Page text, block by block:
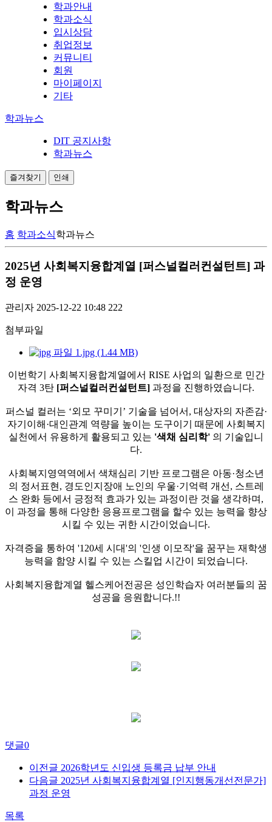
학과안내
학과소식
입시상담
취업정보
커뮤니티
회원
마이페이지
기타
학과뉴스
DIT 공지사항
학과뉴스
즐겨찾기 인쇄
학과뉴스
홈 학과소식학과뉴스
2025년 사회복지융합계열 [퍼스널컬러컨설턴트] 과
정 운영
관리자 2025-12-22 10:48 222
첨부파일
1.jpg (1.44 MB)
이번학기 사회복지융합계열에서 RISE 사업의 일환으로 민간
자격 3탄 [퍼스널컬러컨설턴트] 과정을 진행하였습니다.
퍼스널 컬러는 ‘외모 꾸미기’ 기술을 넘어서, 대상자의 자존감·
자기이해·대인관계 역량을 높이는 도구이기 때문에 사회복지
실천에서 유용하게 활용되고 있는 '색채 심리학' 의 기술입니
다.
사회복지영역역에서 색채심리 기반 프로그램은 아동·청소년
의 정서표현, 경도인지장애 노인의 우울·기억력 개선, 스트레
스 완화 등에서 긍정적 효과가 있는 과정이란 것을 생각하며,
이 과정을 통해 다양한 응용프로그램을 할수 있는 능력을 향상
시킬 수 있는 귀한 시간이었습니다.
자격증을 통하여 '120세 시대'의 '인생 이모작'을 꿈꾸는 재학생
능력을 함양 시킬 수 있는 스킬업 시간이 되었습니다.
사회복지융합계열 헬스케어전공은 성인학습자 여러분들의 꿈
성공을 응원합니다.!!
댓글0
이전글 2026학년도 신입생 등록금 납부 안내
다음글 2025년 사회복지융합계열 [인지행동개선전문가]
과정 운영
목록